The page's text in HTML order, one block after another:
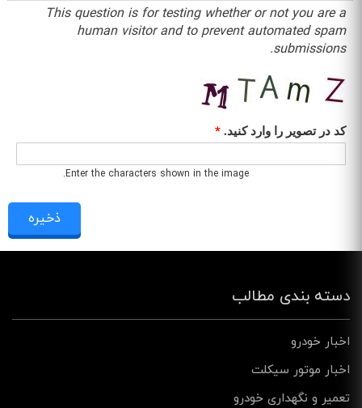
This question is for testing whether or not you are a
human visitor and to prevent automated spam
submissions.
کد در تصویر را وارد کنید.*
Enter the characters shown in the image.
دسته بندی مطالب
اخبار خودرو
اخبار موتور سیکلت
تعمیر و نگهداری خودرو